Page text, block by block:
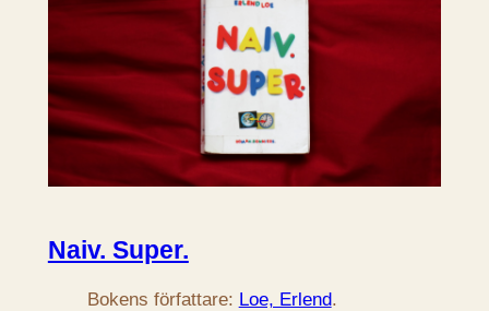
Naiv. Super.
Bokens författare: Loe, Erlend.